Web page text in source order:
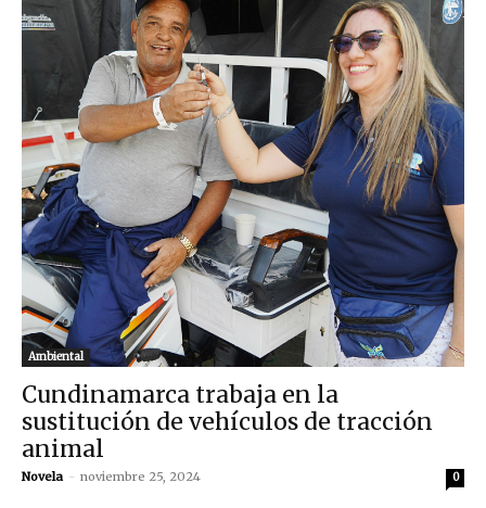
Ambiental
Cundinamarca trabaja en la
sustitución de vehículos de tracción
animal
Novela - noviembre 25, 2024 0